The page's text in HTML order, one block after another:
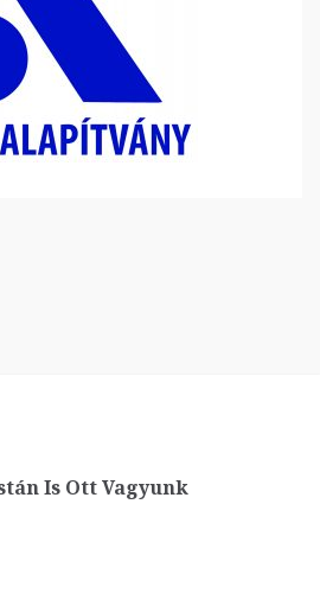
Is Ott Vagyunk